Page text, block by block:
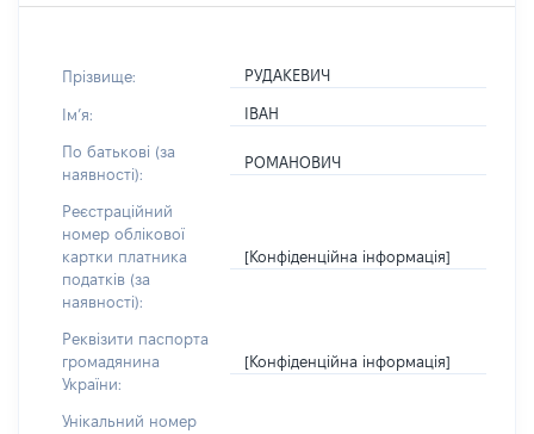
Прізвище: РУДАКЕВИЧ
Імʼя: ІВАН
По батькові (за
наявності):
РОМАНОВИЧ
Реєстраційний
номер облікової
картки платника
податків (за
наявності):
[Конфіденційна інформація]
Реквізити паспорта
громадянина
України:
[Конфіденційна інформація]
Унікальний номер